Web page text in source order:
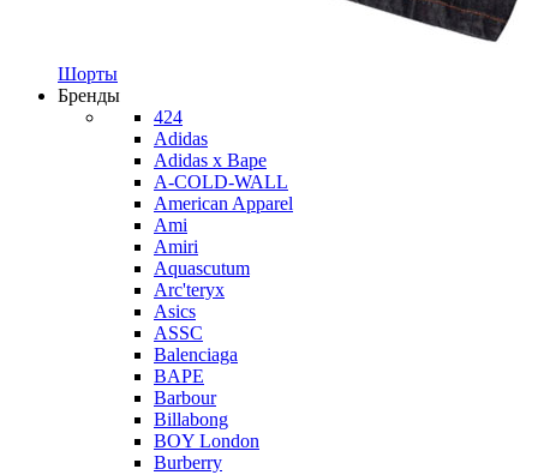
Шорты
Бренды
424
Adidas
Adidas x Bape
A-COLD-WALL
American Apparel
Ami
Amiri
Aquascutum
Arc'teryx
Asics
ASSC
Balenciaga
BAPE
Barbour
Billabong
BOY London
Burberry